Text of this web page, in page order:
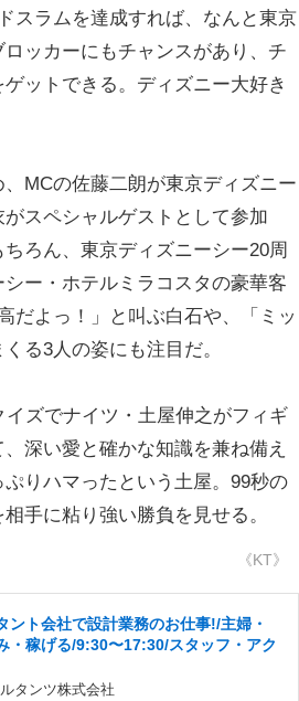
スラムを達成すれば、なんと東京
ッカーにもチャンスがあり、チ
ットできる。ディズニー大好き
MCの佐藤二朗が東京ディズニー
スペシャルゲストとして参加
ろん、東京ディズニーシー20周
ー・ホテルミラコスタの豪華客
だよっ！」と叫ぶ白石や、「ミッ
る3人の姿にも注目だ。
ズでナイツ・土屋伸之がフィギ
深い愛と確かな知識を兼ね備え
りハマったという土屋。99秒の
手に粘り強い勝負を見せる。
《KT》
ント会社で設計業務のお仕事!/主婦・
・稼げる/9:30〜17:30/スタッフ・アク
タンツ株式会社